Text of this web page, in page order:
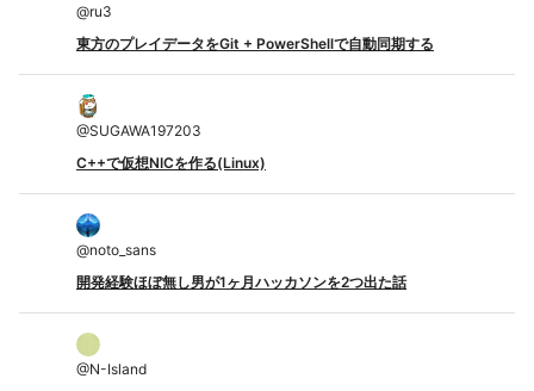
@ru3
東方のプレイデータをGit + PowerShellで自動同期する
@SUGAWA197203
C++で仮想NICを作る(Linux)
@noto_sans
開発経験ほぼ無し男が1ヶ月ハッカソンを2つ出た話
@N-Island